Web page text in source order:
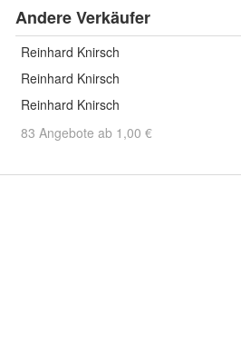
Andere Verkäufer
Reinhard Knirsch
Reinhard Knirsch
Reinhard Knirsch
83 Angebote ab 1,00 €